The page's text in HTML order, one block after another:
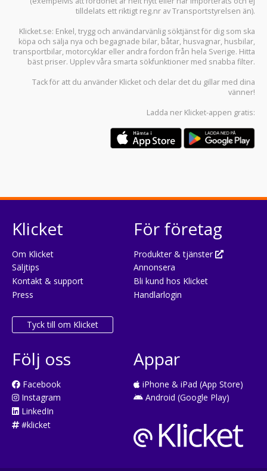
tilldelats ett riktigt reg.nr av Transportstyrelsen än).
Klicket.se: Enkel, trygg och användarvänlig söktjänst för dig som ska
köpa och sälja nya och begagnade bilar, båtar, husvagnar, husbilar,
transportbilar, motorcyklar eller andra fordon från hela Sverige. Hitta
bäst priser. Upplev våra smarta sökfunktioner med snabba filter.
Tack för att du använder Klicket och delar det du gillar med dina
vänner!
Ladda ner Klicket-appen gratis:
Klicket
Om Klicket
Säljtips
Kontakt & support
Press
Tyck till om Klicket
För företag
Produkter & tjänster
Annonsera
Bli kund hos Klicket
Handlarlogin
Följ oss
Facebook
Instagram
LinkedIn
#klicket
Appar
iPhone & iPad (App Store)
Android (Google Play)